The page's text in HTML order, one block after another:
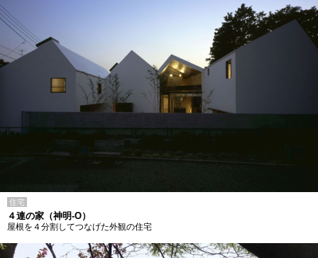
住宅
４連の家（神明-O）
屋根を４分割してつなげた外観の住宅